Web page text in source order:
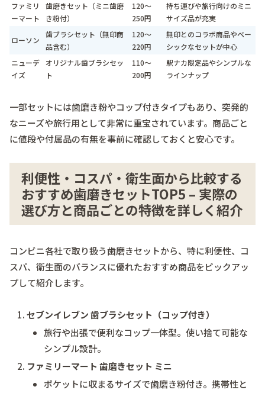
ファミリ
ーマート
歯磨きセット（ミニ歯磨
き粉付）
120〜
250円
持ち運びや旅行向けのミニ
サイズ品が充実
ローソン
歯ブラシセット（無印商
品含む）
120〜
220円
無印とのコラボ商品やベー
シックなセットが中心
ニューデ
イズ
オリジナル歯ブラシセッ
ト
110〜
200円
駅ナカ限定品やシンプルな
ラインナップ
一部セットには歯磨き粉やコップ付きタイプもあり、突発的
なニーズや旅行用として非常に重宝されています。商品ごと
に値段や付属品の有無を事前に確認しておくと安心です。
利便性・コスパ・衛生面から比較する
おすすめ歯磨きセットTOP5 – 実際の
選び方と商品ごとの特徴を詳しく紹介
コンビニ各社で取り扱う歯磨きセットから、特に利便性、コ
スパ、衛生面のバランスに優れたおすすめ商品をピックアッ
プして紹介します。
セブンイレブン 歯ブラシセット（コップ付き）
旅行や出張で便利なコップ一体型。使い捨て可能な
シンプル設計。
ファミリーマート 歯磨きセット ミニ
ポケットに収まるサイズで歯磨き粉付き。携帯性と